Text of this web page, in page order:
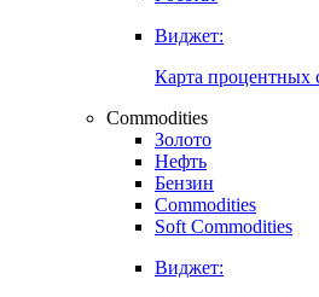
Страницы стран
Росстат
Виджет:
Карта процентных
Commodities
Золото
Бензин